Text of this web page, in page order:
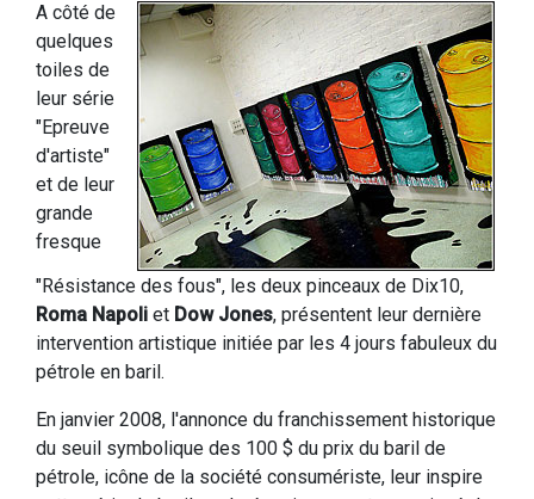
A côté de
quelques
toiles de
leur série
"Epreuve
d'artiste"
et de leur
grande
fresque
"Résistance des fous", les deux pinceaux de Dix10,
Roma Napoli et Dow Jones, présentent leur dernière
intervention artistique initiée par les 4 jours fabuleux du
pétrole en baril.
En janvier 2008, l'annonce du franchissement historique
du seuil symbolique des 100 $ du prix du baril de
pétrole, icône de la société consumériste, leur inspire